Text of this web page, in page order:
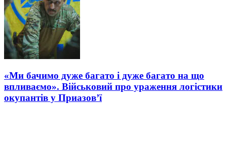
«Ми бачимо дуже багато і дуже багато на що
впливаємо». Військовий про ураження логістики
окупантів у Приазов’ї